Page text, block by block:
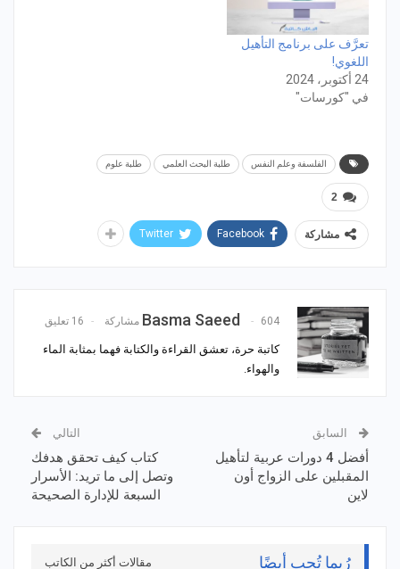
تعرَّف على برنامج التأهيل
اللغوي!
24 أكتوبر، 2024
في "كورسات"
الفلسفة وعلم النفس طلبة البحث العلمي طلبة علوم
2
مشاركة Facebook
Twitter
Basma Saeed 604 مشاركة 16 تعليق
كاتبة حرة، تعشق القراءة والكتابة فهما بمثابة الماء
والهواء.
السابق
أفضل 4 دورات عربية لتأهيل
المقبلين على الزواج أون
لاين
التالي
كتاب كيف تحقق هدفك
وتصل إلى ما تريد: الأسرار
السبعة للإدارة الصحيحة
رُبما تُحِب أيضًا مقالات أكثر من الكاتب